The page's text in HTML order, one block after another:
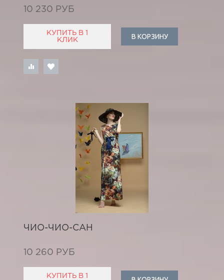
10 230 РУБ
КУПИТЬ В 1
КЛИК
В КОРЗИНУ
ЧИО-ЧИО-САН
10 260 РУБ
КУПИТЬ В 1